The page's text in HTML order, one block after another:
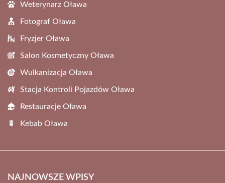
Weterynarz Oława
Fotograf Oława
Fryzjer Oława
Salon Kosmetyczny Oława
Wulkanizacja Oława
Stacja Kontroli Pojazdów Oława
Restauracje Oława
Kebab Oława
NAJNOWSZE WPISY